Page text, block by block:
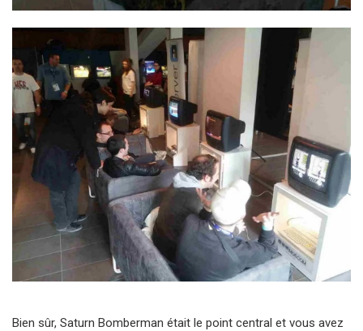
Bien sûr, Saturn Bomberman était le point central et vous avez